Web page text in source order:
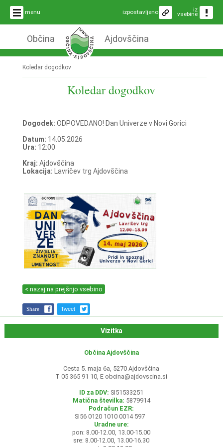
menu iz
vsebine
izpostavljeno
Občina Ajdovščina
Koledar dogodkov
Koledar dogodkov
Dogodek: ODPOVEDANO! Dan Univerze v Novi Gorici
Datum: 14.05.2026
Ura: 12:00
Kraj: Ajdovščina
Lokacija: Lavričev trg Ajdovščina
< nazaj na prejšnjo vsebino
Share Tweet
Vizitka
Občina Ajdovščina
Cesta 5. maja 6a, 5270 Ajdovščina
T 05 365 91 10, E obcina@ajdovscina.si
ID za DDV: SI51533251
Matična številka: 5879914
Podračun EZR:
SI56 0120 1010 0014 597
Uradne ure:
pon: 8.00-12.00, 13.00-15.00
sre: 8.00-12.00, 13.00-16.30